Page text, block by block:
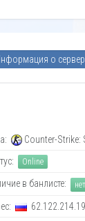
о
Counter-Strike:
Online
в банлисте: нет